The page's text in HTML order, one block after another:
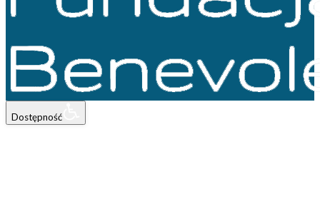
Dostępność